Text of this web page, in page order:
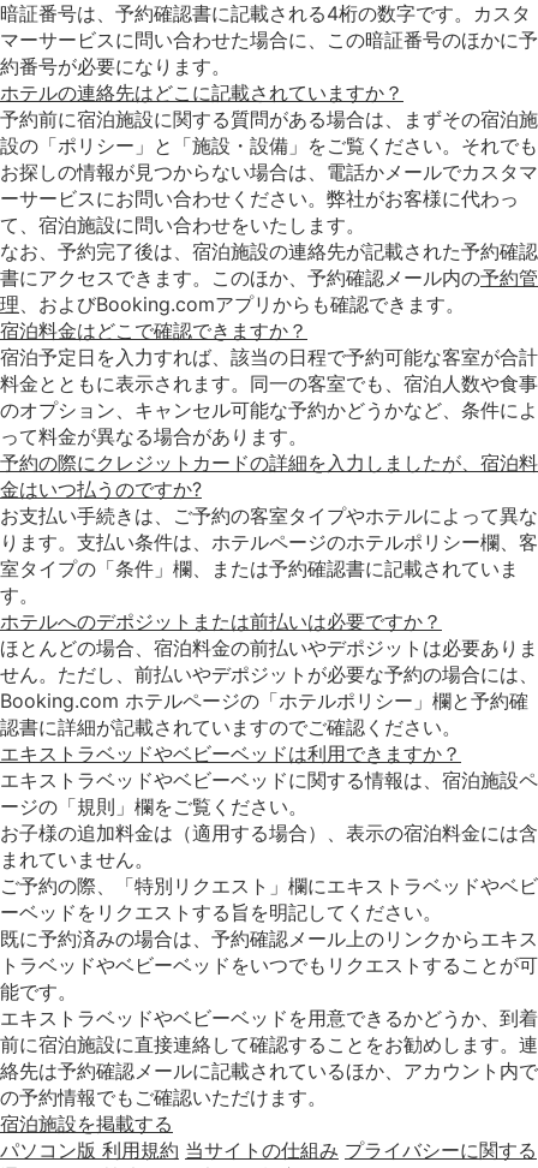
暗証番号は、予約確認書に記載される4桁の数字です。カスタ
マーサービスに問い合わせた場合に、この暗証番号のほかに予
約番号が必要になります。
ホテルの連絡先はどこに記載されていますか？
予約前に宿泊施設に関する質問がある場合は、まずその宿泊施
設の「ポリシー」と「施設・設備」をご覧ください。それでも
お探しの情報が見つからない場合は、電話かメールでカスタマ
ーサービスにお問い合わせください。弊社がお客様に代わっ
て、宿泊施設に問い合わせをいたします。
なお、予約完了後は、宿泊施設の連絡先が記載された予約確認
書にアクセスできます。このほか、予約確認メール内の予約管
理、およびBooking.comアプリからも確認できます。
宿泊料金はどこで確認できますか？
宿泊予定日を入力すれば、該当の日程で予約可能な客室が合計
料金とともに表示されます。同一の客室でも、宿泊人数や食事
のオプション、キャンセル可能な予約かどうかなど、条件によ
って料金が異なる場合があります。
予約の際にクレジットカードの詳細を入力しましたが、宿泊料
金はいつ払うのですか?
お支払い手続きは、ご予約の客室タイプやホテルによって異な
ります。支払い条件は、ホテルページのホテルポリシー欄、客
室タイプの「条件」欄、または予約確認書に記載されていま
す。
ホテルへのデポジットまたは前払いは必要ですか？
ほとんどの場合、宿泊料金の前払いやデポジットは必要ありま
せん。ただし、前払いやデポジットが必要な予約の場合には、
Booking.com ホテルページの「ホテルポリシー」欄と予約確
認書に詳細が記載されていますのでご確認ください。
エキストラベッドやベビーベッドは利用できますか？
エキストラベッドやベビーベッドに関する情報は、宿泊施設ペ
ージの「規則」欄をご覧ください。
お子様の追加料金は（適用する場合）、表示の宿泊料金には含
まれていません。
ご予約の際、「特別リクエスト」欄にエキストラベッドやベビ
ーベッドをリクエストする旨を明記してください。
既に予約済みの場合は、予約確認メール上のリンクからエキス
トラベッドやベビーベッドをいつでもリクエストすることが可
能です。
エキストラベッドやベビーベッドを用意できるかどうか、到着
前に宿泊施設に直接連絡して確認することをお勧めします。連
絡先は予約確認メールに記載されているほか、アカウント内で
の予約情報でもご確認いただけます。
宿泊施設を掲載する
パソコン版 利用規約 当サイトの仕組み プライバシーに関する